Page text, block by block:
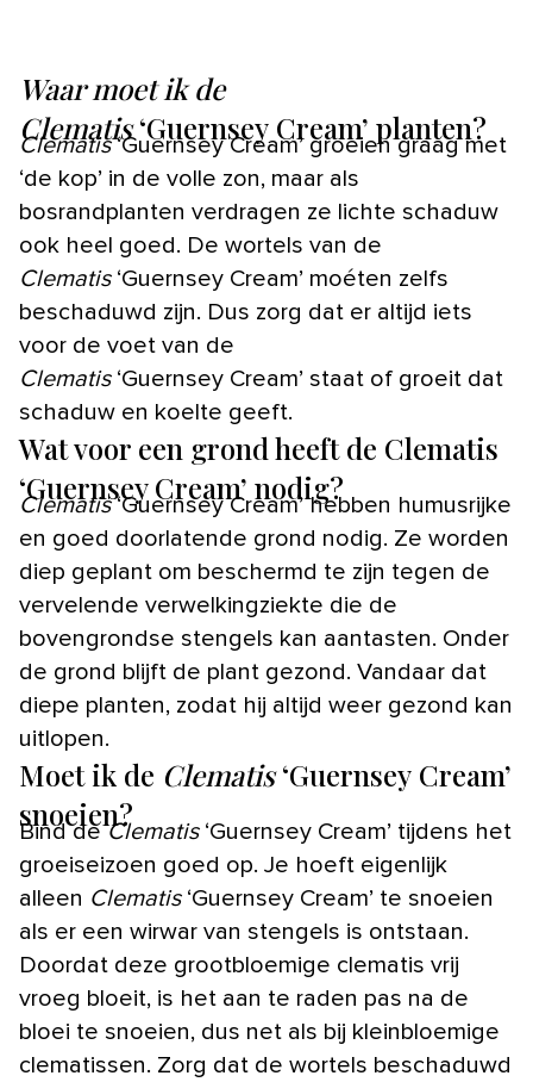
Waar moet ik de
Clematis‘Guernsey Cream’ planten?
Clematis‘Guernsey Cream’ groeien graag met
‘de kop’ in de volle zon, maar als
bosrandplanten verdragen ze lichte schaduw
ook heel goed. De wortels van de
Clematis‘Guernsey Cream’ moéten zelfs
beschaduwd zijn. Dus zorg dat er altijd iets
voor de voet van de
Clematis‘Guernsey Cream’ staat of groeit dat
schaduw en koelte geeft.
Wat voor een grond heeft de Clematis
‘Guernsey Cream’ nodig?
Clematis‘Guernsey Cream’ hebben humusrijke
en goed doorlatende grond nodig. Ze worden
diep geplant om beschermd te zijn tegen de
vervelende verwelkingziekte die de
bovengrondse stengels kan aantasten. Onder
de grond blijft de plant gezond. Vandaar dat
diepe planten, zodat hij altijd weer gezond kan
uitlopen.
Moet ik de Clematis‘Guernsey Cream’
snoeien?
Bind deClematis‘Guernsey Cream’ tijdens het
groeiseizoen goed op. Je hoeft eigenlijk
alleen Clematis‘Guernsey Cream’ te snoeien
als er een wirwar van stengels is ontstaan.
Doordat deze grootbloemige clematis vrij
vroeg bloeit, is het aan te raden pas na de
bloei te snoeien, dus net als bij kleinbloemige
clematissen. Zorg dat de wortels beschaduwd